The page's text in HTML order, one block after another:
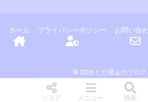
シェア メニュー 検索
ホーム プライバシーポリシー お問い合
© 2026 ただ屋ぁのブログ.